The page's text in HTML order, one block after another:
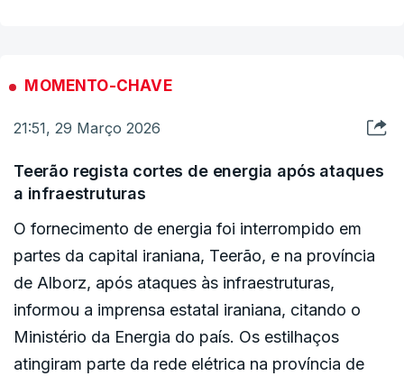
MOMENTO-CHAVE
21:51, 29 Março 2026
Teerão regista cortes de energia após ataques
a infraestruturas
O fornecimento de energia foi interrompido em
partes da capital iraniana, Teerão, e na província
de Alborz, após ataques às infraestruturas,
informou a imprensa estatal iraniana, citando o
Ministério da Energia do país. Os estilhaços
atingiram parte da rede elétrica na província de